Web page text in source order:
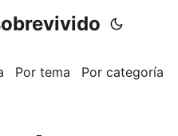
Por tema Por categoría